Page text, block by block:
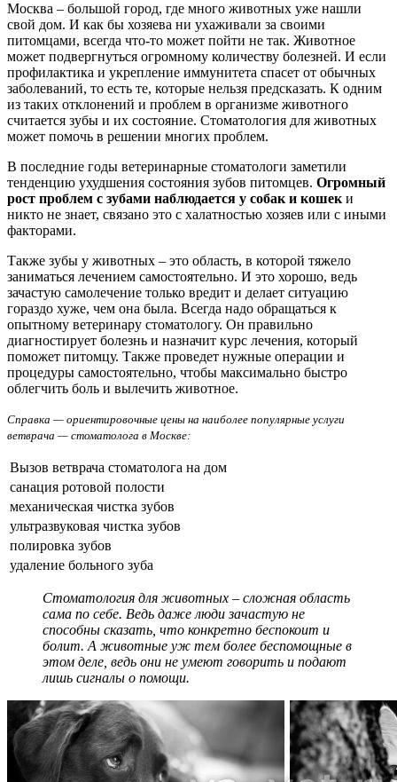
Москва – большой город, где много животных уже нашли
свой дом. И как бы хозяева ни ухаживали за своими
питомцами, всегда что-то может пойти не так. Животное
может подвергнуться огромному количеству болезней. И если
профилактика и укрепление иммунитета спасет от обычных
заболеваний, то есть те, которые нельзя предсказать. К одним
из таких отклонений и проблем в организме животного
считается зубы и их состояние. Стоматология для животных
может помочь в решении многих проблем.
В последние годы ветеринарные стоматологи заметили
тенденцию ухудшения состояния зубов питомцев. Огромный
рост проблем с зубами наблюдается у собак и кошеки
никто не знает, связано это с халатностью хозяев или с иными
факторами.
Также зубы у животных – это область, в которой тяжело
заниматься лечением самостоятельно. И это хорошо, ведь
зачастую самолечение только вредит и делает ситуацию
гораздо хуже, чем она была. Всегда надо обращаться к
опытному ветеринару стоматологу. Он правильно
диагностирует болезнь и назначит курс лечения, который
поможет питомцу. Также проведет нужные операции и
процедуры самостоятельно, чтобы максимально быстро
облегчить боль и вылечить животное.
Справка — ориентировочные цены на наиболее популярные услуги
ветврача — стоматолога в Москве:
Вызов ветврача стоматолога на дом
санация ротовой полости
механическая чистка зубов
ультразвуковая чистка зубов
полировка зубов
удаление больного зуба
Стоматология для животных – сложная область
сама по себе. Ведь даже люди зачастую не
способны сказать, что конкретно беспокоит и
болит. А животные уж тем более беспомощные в
этом деле, ведь они не умеют говорить и подают
лишь сигналы о помощи.